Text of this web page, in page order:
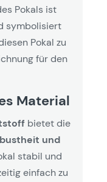
Pokals ist
symbolisiert
Pokal zu
für den
Material
bietet die
und
stabil und
einfach zu